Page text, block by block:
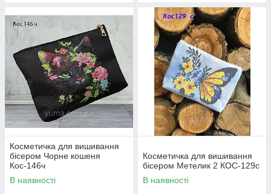
Косметичка для вишивання
бісером Чорне кошеня
Кос-146ч
В наявності
Косметичка для вишивання
бісером Метелик 2 КОС-129с
В наявності